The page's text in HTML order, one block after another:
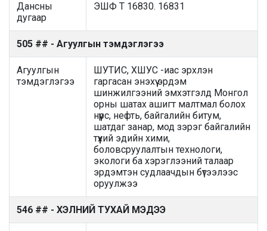
Дансны
дугаар
ЭШФ Т 16830. 16831
505 ## - Агуулгын тэмдэглэгээ
Агуулгын
тэмдэглэгээ
ШУТИС, ХШУС -иас эрхлэн
гаргасан энэхүү эрдэм
шинжилгээний эмхэтгэлд Монгол
орны шатах ашигт малтмал болох
нүүрс, нефть, байгалийн битум,
шатдаг занар, мод зэрэг байгалийн
түүхий эдийн хими,
боловсруулалтын технологи,
экологи ба хэрэглээний талаар
эрдэмтэн судлаачдын бүтээлээс
оруулжээ
546 ## - ХЭЛНИЙ ТУХАЙ МЭДЭЭ